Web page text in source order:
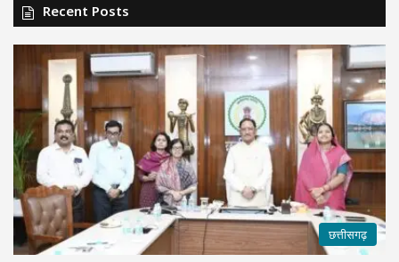
Recent Posts
छत्तीसगढ़